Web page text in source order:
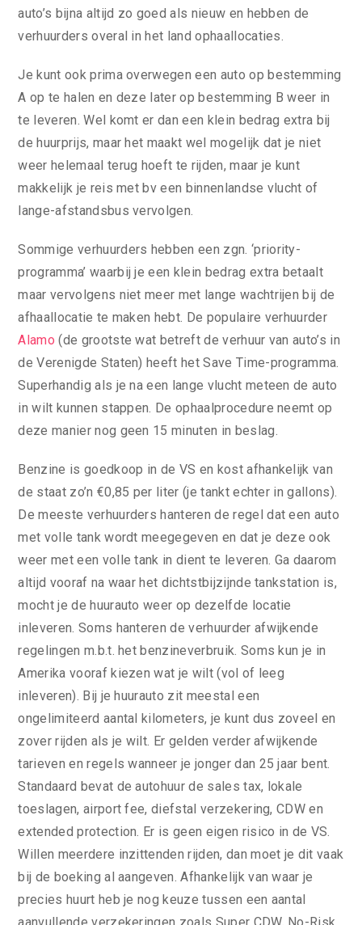
auto’s bijna altijd zo goed als nieuw en hebben de
verhuurders overal in het land ophaallocaties.
Je kunt ook prima overwegen een auto op bestemming
A op te halen en deze later op bestemming B weer in
te leveren. Wel komt er dan een klein bedrag extra bij
de huurprijs, maar het maakt wel mogelijk dat je niet
weer helemaal terug hoeft te rijden, maar je kunt
makkelijk je reis met bv een binnenlandse vlucht of
lange-afstandsbus vervolgen.
Sommige verhuurders hebben een zgn. ‘priority-
programma’ waarbij je een klein bedrag extra betaalt
maar vervolgens niet meer met lange wachtrijen bij de
afhaallocatie te maken hebt. De populaire verhuurder
Alamo (de grootste wat betreft de verhuur van auto’s in
de Verenigde Staten) heeft het Save Time-programma.
Superhandig als je na een lange vlucht meteen de auto
in wilt kunnen stappen. De ophaalprocedure neemt op
deze manier nog geen 15 minuten in beslag.
Benzine is goedkoop in de VS en kost afhankelijk van
de staat zo’n €0,85 per liter (je tankt echter in gallons).
De meeste verhuurders hanteren de regel dat een auto
met volle tank wordt meegegeven en dat je deze ook
weer met een volle tank in dient te leveren. Ga daarom
altijd vooraf na waar het dichtstbijzijnde tankstation is,
mocht je de huurauto weer op dezelfde locatie
inleveren. Soms hanteren de verhuurder afwijkende
regelingen m.b.t. het benzineverbruik. Soms kun je in
Amerika vooraf kiezen wat je wilt (vol of leeg
inleveren). Bij je huurauto zit meestal een
ongelimiteerd aantal kilometers, je kunt dus zoveel en
zover rijden als je wilt. Er gelden verder afwijkende
tarieven en regels wanneer je jonger dan 25 jaar bent.
Standaard bevat de autohuur de sales tax, lokale
toeslagen, airport fee, diefstal verzekering, CDW en
extended protection. Er is geen eigen risico in de VS.
Willen meerdere inzittenden rijden, dan moet je dit vaak
bij de boeking al aangeven. Afhankelijk van waar je
precies huurt heb je nog keuze tussen een aantal